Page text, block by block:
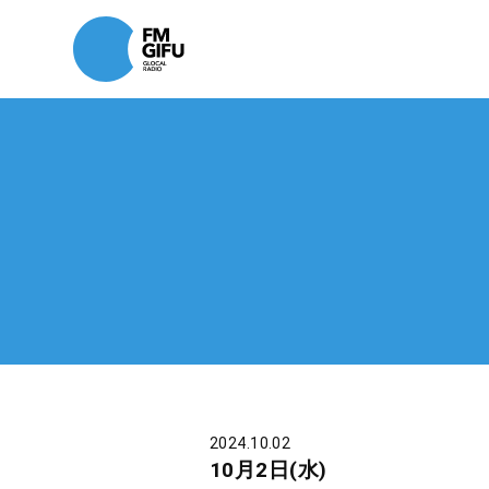
2024.10.02
10月2日(水)